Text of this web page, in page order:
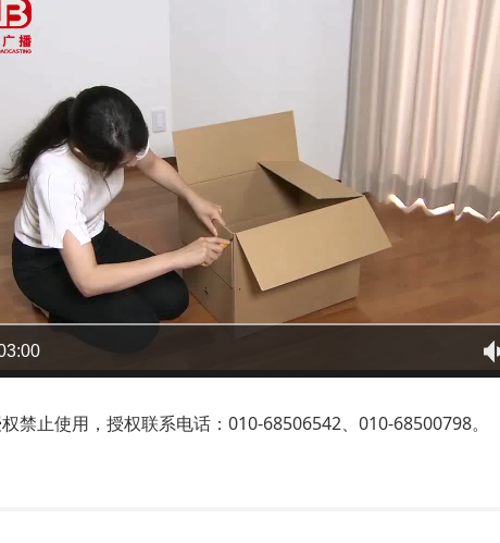
禁止使用，授权联系电话：010-68506542、010-68500798。